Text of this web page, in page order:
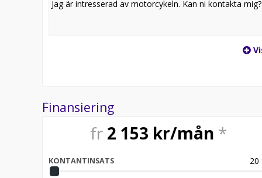
Finansiering
fr 2 153 kr/mån *
KONTANTINSATS 20